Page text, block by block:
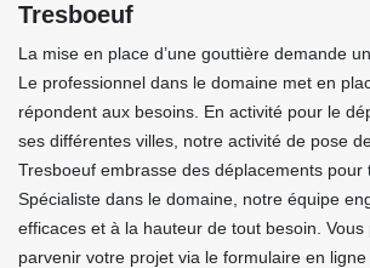
Tresboeuf
La mise en place d’une gouttière demande
Le professionnel dans le domaine met en
répondent aux besoins. En activité pour le
ses différentes villes, notre activité de pose
Tresboeuf embrasse des déplacements pour
Spécialiste dans le domaine, notre équipe
efficaces et à la hauteur de tout besoin.
parvenir votre projet via le formulaire en